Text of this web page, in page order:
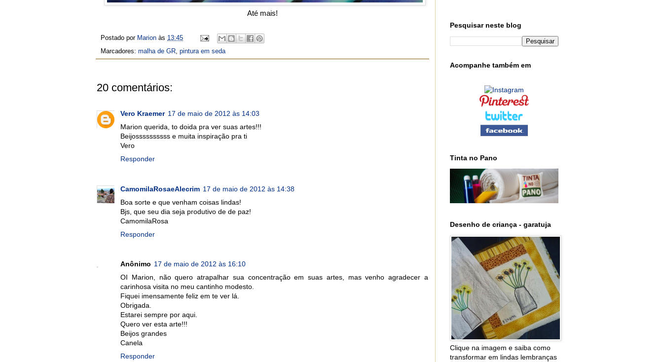
Até mais!
Postado por Marion às 13:45
Marcadores: malha de GR, pintura em seda
20 comentários:
Vero Kraemer 17 de maio de 2012 às 14:03
Marion querida, to doida pra ver suas artes!!!
Beijossssssssss e muita inspiração pra ti
Vero
Responder
CamomilaRosaeAlecrim 17 de maio de 2012 às 14:38
Boa sorte e que venham coisas lindas!
Bjs, que seu dia seja produtivo de de paz!
CamomilaRosa
Responder
Anônimo 17 de maio de 2012 às 16:10
OI Marion, não quero atrapalhar sua concentração em suas artes, mas venho agradecer a
carinhosa visita no meu cantinho modesto.
Fiquei imensamente feliz em te ver lá.
Obrigada.
Estarei sempre por aqui.
Quero ver esta arte!!!
Beijos grandes
Canela
Responder
Pesquisar neste blog
Acompanhe também em
Tinta no Pano
Desenho de criança - garatuja
Clique na imagem e saiba como
transformar em lindas lembranças